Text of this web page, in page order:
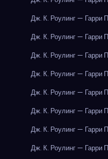
Дж. К. Роулинг — Гарри
Дж. К. Роулинг — Гарри
Дж. К. Роулинг — Гарри
Дж. К. Роулинг — Гарри
Дж. К. Роулинг — Гарри
Дж. К. Роулинг — Гарри
Дж. К. Роулинг — Гарри
Дж. К. Роулинг — Гарри